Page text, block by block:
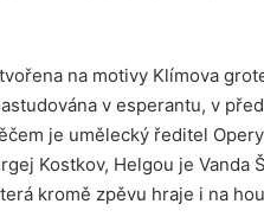
na motivy Klímova
v esperantu, v
je umělecký ředitel
Kostkov, Helgou je Vanda
kromě zpěvu hraje i na